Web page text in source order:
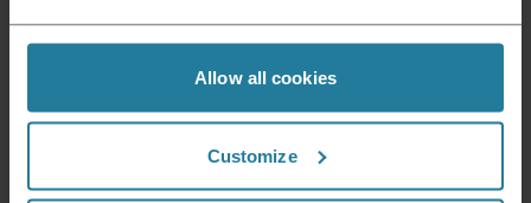
Allow all cookies
Customize
nächsten Einkauf.
E-Mail Adresse*